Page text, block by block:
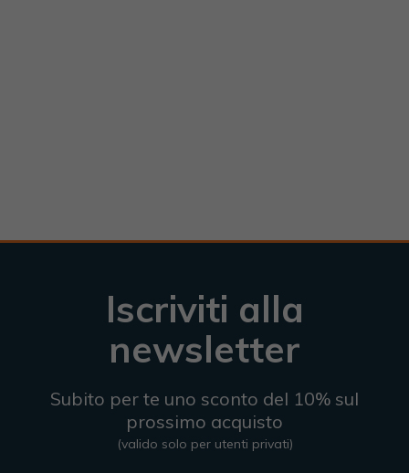
Iscriviti alla
newsletter
Subito per te uno sconto del 10% sul
prossimo acquisto
(valido solo per utenti privati)